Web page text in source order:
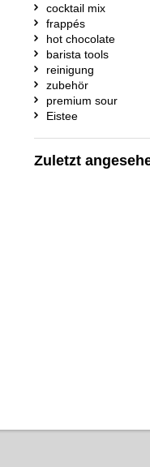
cocktail mix
frappés
hot chocolate
barista tools
reinigung
zubehör
premium sour
Eistee
Zuletzt